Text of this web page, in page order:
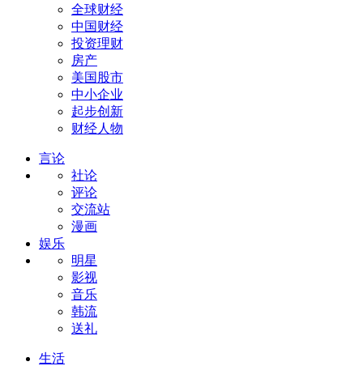
全球财经
中国财经
投资理财
房产
美国股市
中小企业
起步创新
财经人物
言论
社论
评论
交流站
漫画
娱乐
明星
影视
音乐
韩流
送礼
生活